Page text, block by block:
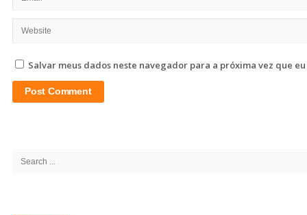
Salvar meus dados neste navegador para a próxima vez que
Search